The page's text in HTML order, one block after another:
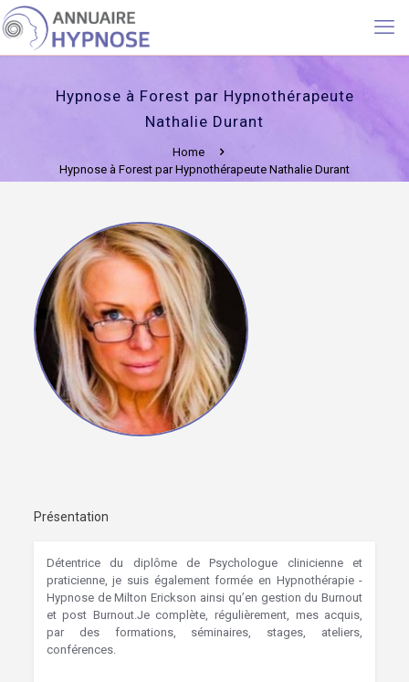
Hypnose à Forest par Hypnothérapeute
Nathalie Durant
Home
Hypnose à Forest par Hypnothérapeute Nathalie Durant
Présentation
Détentrice du diplôme de Psychologue clinicienne et
praticienne, je suis également formée en Hypnothérapie -
Hypnose de Milton Erickson ainsi qu’en gestion du Burnout
et post Burnout.Je complète, régulièrement, mes acquis,
par des formations, séminaires, stages, ateliers,
conférences.